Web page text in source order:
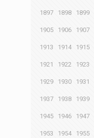
1897 1898 1899
1905 1906 1907
1913 1914 1915
1921 1922 1923
1929 1930 1931
1937 1938 1939
1945 1946 1947
1953 1954 1955